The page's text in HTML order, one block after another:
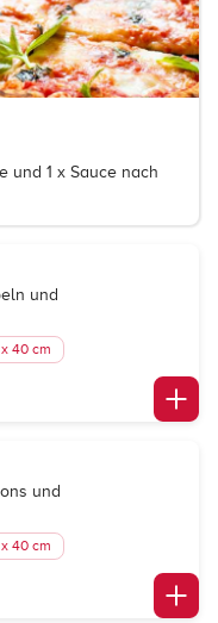
und 1 x Sauce nach
und
40 cm
und
40 cm